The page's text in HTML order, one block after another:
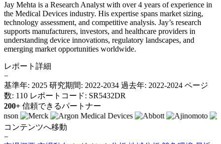
Jay Mehta is a Research Analyst with over 4 years of experience in
the Medical Devices industry. His expertise spans market sizing,
technology assessment, and competitive analysis. Jay’s research
supports manufacturers, investors, and healthcare providers in
understanding device innovations, regulatory landscapes, and
emerging market opportunities worldwide.
レポート詳細
−
基準年: 2025 研究期間: 2022-2034 過去年: 2022-2024 ページ
数: 110 レポートコード: SR5432DR
200+ 信頼できるパートナー
コンテンツへ移動
−